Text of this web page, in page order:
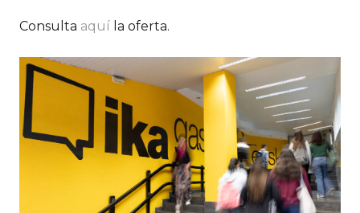
Consulta aquí la oferta.